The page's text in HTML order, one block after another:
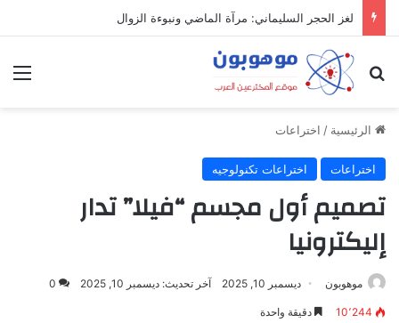
لغز الحجر السليماني: مرآة الماضي ونبوءة الزوال
بحث عن
الرئيسية / اختراعات
اختراعات اختراعات تكنولوجيه
تصميم أول مجسم “فيلا” تدار
إليكترونيا
موهوبون ديسمبر 10, 2025 آخر تحديث: ديسمبر 10, 2025 0
10٬244 دقيقة واحدة